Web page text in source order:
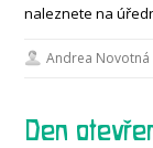
naleznete na
Andrea Novotná
Den